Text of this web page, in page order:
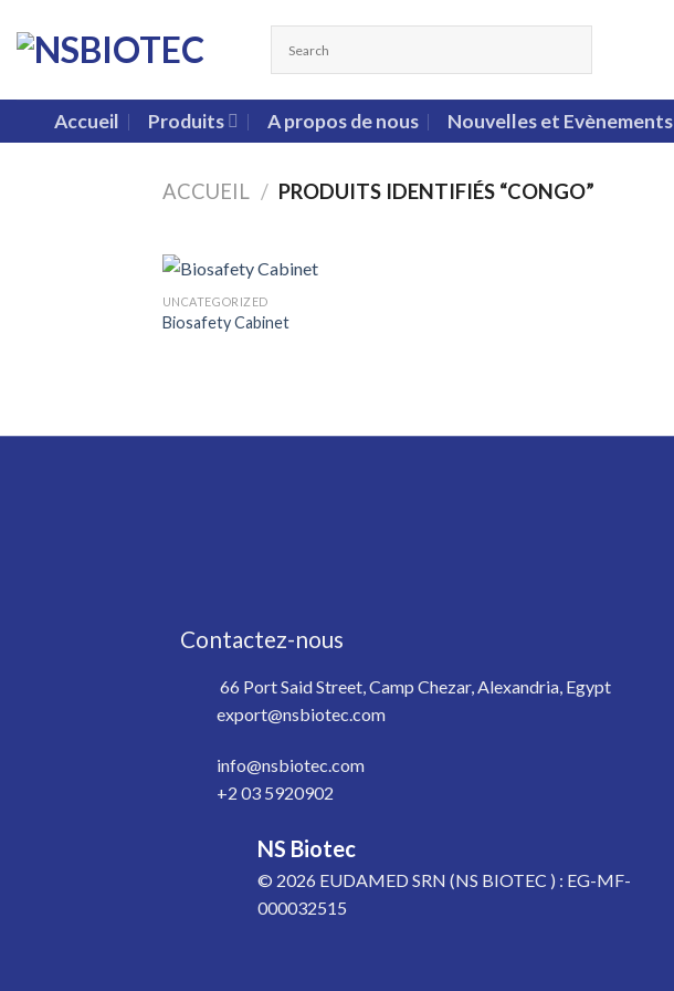
Accueil Produits A propos de nous Nouvelles et Evènements
ACCUEIL / PRODUITS IDENTIFIÉS “CONGO”
UNCATEGORIZED
Biosafety Cabinet
Contactez-nous
66 Port Said Street, Camp Chezar, Alexandria, Egypt
export@nsbiotec.com
info@nsbiotec.com
+2 03 5920902
NS Biotec
© 2026 EUDAMED SRN (NS BIOTEC ) : EG-MF-
000032515